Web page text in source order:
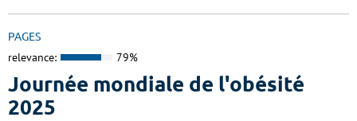
PAGES
relevance: 79%
Journée mondiale de l'obésité
2025